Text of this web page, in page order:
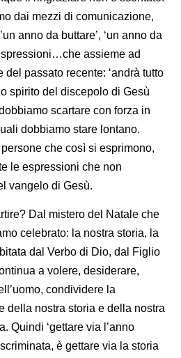
dai mezzi di comunicazione,
anno da buttare’, ‘un anno da
assieme ad
passato recente: ‘andrà tutto
spirito del discepolo di Gesù
scartare con forza in
dobbiamo stare lontano.
che così si esprimono,
le espressioni che non
vangelo di Gesù.
Dal mistero del Natale che
celebrato: la nostra storia, la
dal Verbo di Dio, dal Figlio
a volere, desiderare,
condividere la
della nostra storia e della nostra
Quindi ‘gettare via l’anno
è gettare via la storia